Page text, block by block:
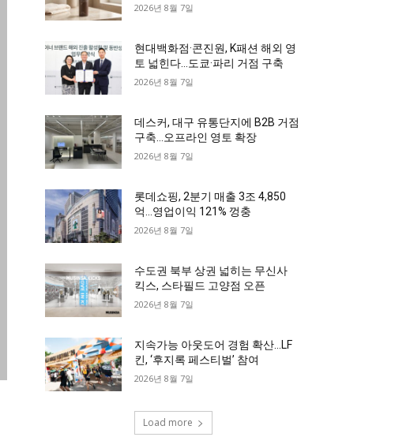
2026년 8월 7일
현대백화점·콘진원, K패션 해외 영
토 넓힌다…도쿄·파리 거점 구축
2026년 8월 7일
데스커, 대구 유통단지에 B2B 거점
구축…오프라인 영토 확장
2026년 8월 7일
롯데쇼핑, 2분기 매출 3조 4,850
억…영업이익 121% 껑충
2026년 8월 7일
수도권 북부 상권 넓히는 무신사
킥스, 스타필드 고양점 오픈
2026년 8월 7일
지속가능 아웃도어 경험 확산…LF
킨, ‘후지록 페스티벌’ 참여
2026년 8월 7일
Load more